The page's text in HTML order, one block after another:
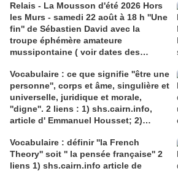
Relais - La Mousson d'été 2026 Hors
les Murs - samedi 22 août à 18 h ''Une
fin'' de Sébastien David avec la
troupe éphémère amateure
mussipontaine ( voir dates des
dramaturgie Lola Molina à l’Espace
Saint-Laurent, Pont-à-Mousson 2
liens : 1) lien meec.org; 2)
lemeac.com
Vocabulaire : ce que signifie ''être une
personne'', corps et âme, singulière et
universelle, juridique et morale,
''digne''. 2 liens : 1) shs.cairn.info,
article d' Emmanuel Housset; 2)
Julian Roche
Vocabulaire : définir ''la French
Theory'' soit '' la pensée française'' 2
liens 1) shs.cairn.info article de